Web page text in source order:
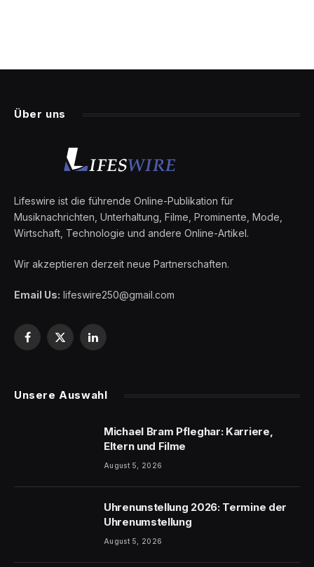
Über uns
Lifeswire ist die führende Online-Publikation für
Musiknachrichten, Unterhaltung, Filme, Prominente, Mode,
Wirtschaft, Technologie und andere Online-Artikel.
Wir akzeptieren derzeit neue Partnerschaften.
Email Us: lifeswire250@gmail.com
Facebook
X
LinkedIn
Unsere Auswahl
Michael Bram Pfleghar: Karriere,
Eltern und Filme
August 5, 2026
Uhrenunstellung 2026: Termine der
Uhrenumstellung
August 5, 2026